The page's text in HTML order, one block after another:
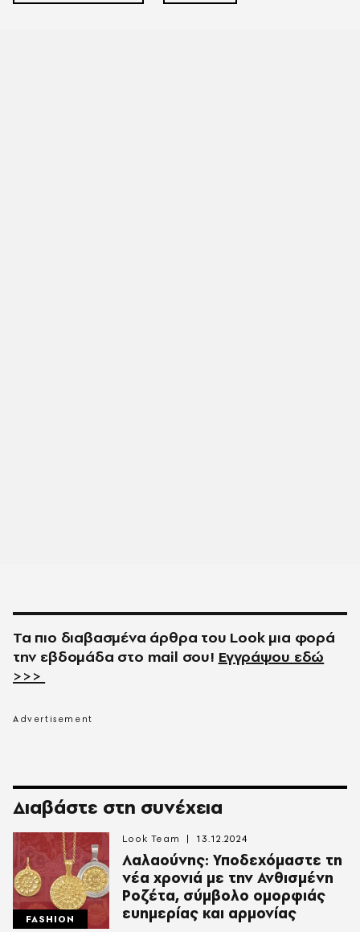
Τα πιο διαβασμένα άρθρα του Look μια φορά
την εβδομάδα στο mail σου! Εγγράψου εδώ
>>>
Διαβάστε στη συνέχεια
FASHION
Λαλαούνης: Υποδεχόμαστε τη
νέα χρονιά με την Ανθισμένη
Ροζέτα, σύμβολο ομορφιάς
ευημερίας και αρμονίας
Look Team 13.12.2024